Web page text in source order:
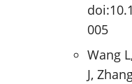
005
Wang
J,